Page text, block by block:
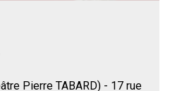
Pierre TABARD) - 17 rue